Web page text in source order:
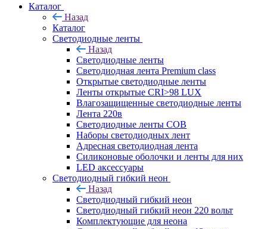
Каталог
Назад
Каталог
Светодиодные ленты
Назад
Светодиодные ленты
Светодиодная лента Premium class
Открытые светодиодные ленты
Ленты открытые CRI>98 LUX
Влагозащищенные светодиодные ленты
Лента 220в
Светодиодные ленты COB
Наборы светодиодных лент
Адресная светодиодная лента
Силиконовые оболочки и ленты для них
LED аксессуары
Светодиодный гибкий неон
Назад
Светодиодный гибкий неон
Светодиодный гибкий неон 220 вольт
Комплектующие для неона